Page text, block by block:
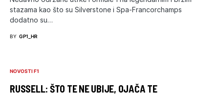
stazama kao što su Silverstone i Spa-Francorchamps
dodatno su…
BY GP1_HR
NOVOSTI F1
RUSSELL: ŠTO TE NE UBIJE, OJAČA TE